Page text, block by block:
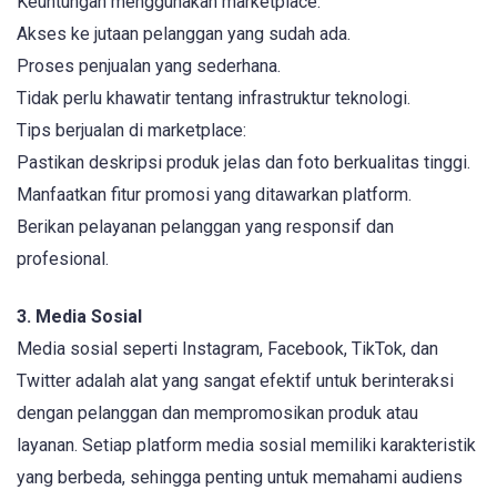
Akses ke jutaan pelanggan yang sudah ada.
Proses penjualan yang sederhana.
Tidak perlu khawatir tentang infrastruktur teknologi.
Tips berjualan di marketplace:
Pastikan deskripsi produk jelas dan foto berkualitas tinggi.
Manfaatkan fitur promosi yang ditawarkan platform.
Berikan pelayanan pelanggan yang responsif dan
profesional.
3. Media Sosial
Media sosial seperti Instagram, Facebook, TikTok, dan
Twitter adalah alat yang sangat efektif untuk berinteraksi
dengan pelanggan dan mempromosikan produk atau
layanan. Setiap platform media sosial memiliki karakteristik
yang berbeda, sehingga penting untuk memahami audiens